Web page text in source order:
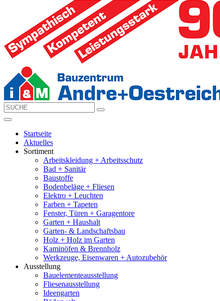
Startseite
Aktuelles
Sortiment
Arbeitskleidung + Arbeitsschutz
Bad + Sanitär
Baustoffe
Bodenbeläge + Fliesen
Elektro + Leuchten
Farben + Tapeten
Fenster, Türen + Garagentore
Garten + Haushalt
Garten- & Landschaftsbau
Holz + Holz im Garten
Kaminöfen & Brennholz
Werkzeuge, Eisenwaren + Autozubehör
Ausstellung
Bauelementeausstellung
Fliesenausstellung
Ideengarten